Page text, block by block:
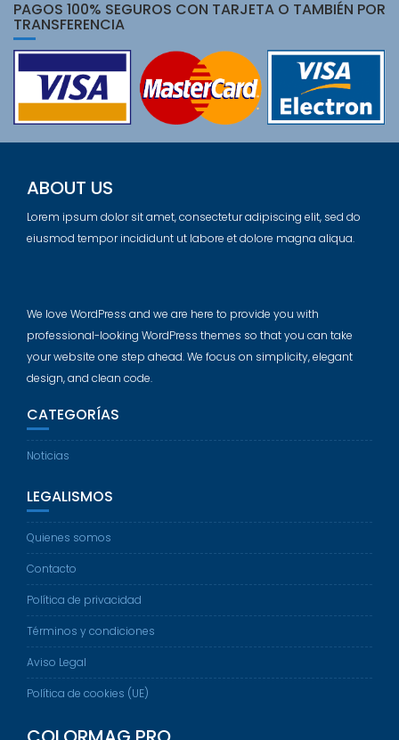
PAGOS 100% SEGUROS CON TARJETA O TAMBIÉN POR
TRANSFERENCIA
ABOUT US
Lorem ipsum dolor sit amet, consectetur adipiscing elit, sed do
eiusmod tempor incididunt ut labore et dolore magna aliqua.
We love WordPress and we are here to provide you with
professional-looking WordPress themes so that you can take
your website one step ahead. We focus on simplicity, elegant
design, and clean code.
CATEGORÍAS
Noticias
LEGALISMOS
Quienes somos
Contacto
Política de privacidad
Términos y condiciones
Aviso Legal
Política de cookies (UE)